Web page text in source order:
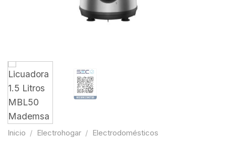
Inicio / Electrohogar / Electrodomésticos